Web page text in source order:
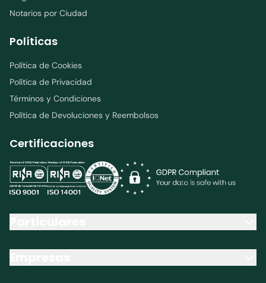
Notarios por Ciudad
Políticas
Política de Cookies
Política de Privacidad
Términos y Condiciones
Política de Devoluciones y Reembolsos
Certificaciones